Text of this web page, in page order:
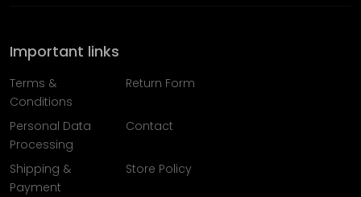
Important links
Terms &
Conditions
Return Form
Personal Data
Processing
Contact
Shipping &
Payment
Store Policy